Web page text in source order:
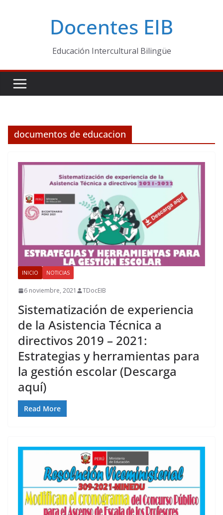
Docentes EIB
Educación Intercultural Bilingüe
documentos de educacion
INICIO NOTICIAS
6 noviembre, 2021 TDocEIB
Sistematización de experiencia
de la Asistencia Técnica a
directivos 2019 – 2021:
Estrategias y herramientas para
la gestión escolar (Descarga
aquí)
Read More